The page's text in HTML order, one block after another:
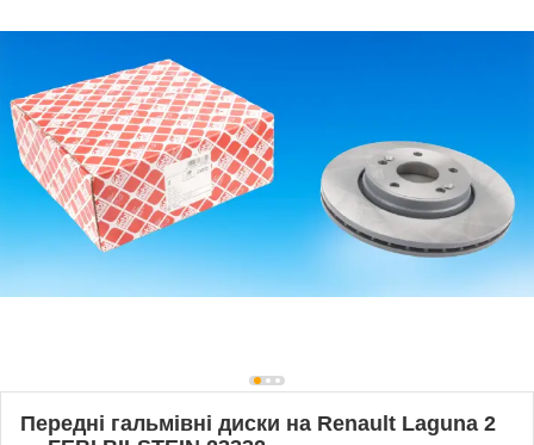
Передні гальмівні диски на Renault Laguna 2